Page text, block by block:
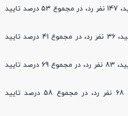
25- استان مرکزی؛ 183 نفر تایید، 147 نفر رد، در مجموع 53 درصد تایید
26- استان هرمزگان؛ 41 نفر تایید، 36 نفر رد، در مجموع 41 درصد تایید
27- استان همدان؛ 203 نفر تایید، 83 نفر رد، در مجموع 69 درصد تایید
28- استان یزد؛ 99 نفر تایید، 68 نفر رد، در مجموع 58 درصد تایید